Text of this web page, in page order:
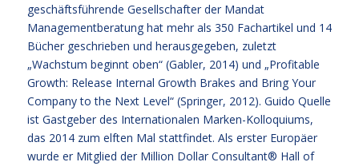
geschäftsführende Gesellschafter der Mandat
Managementberatung hat mehr als 350 Fachartikel und 14
Bücher geschrieben und herausgegeben, zuletzt
„Wachstum beginnt oben“ (Gabler, 2014) und „Profitable
Growth: Release Internal Growth Brakes and Bring Your
Company to the Next Level“ (Springer, 2012). Guido Quelle
ist Gastgeber des Internationalen Marken-Kolloquiums,
das 2014 zum elften Mal stattfindet. Als erster Europäer
wurde er Mitglied der Million Dollar Consultant® Hall of